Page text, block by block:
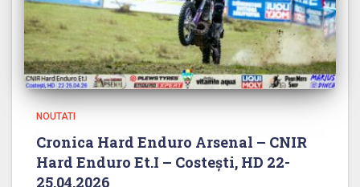
NOUTATI
Cronica Hard Enduro Arsenal – CNIR
Hard Enduro Et.I – Costești, HD 22-
25.04.2026